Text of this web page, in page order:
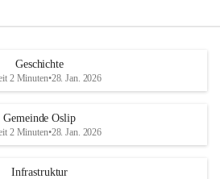
Geschichte
2 Minuten•28. Jan. 2026
Gemeinde Oslip
2 Minuten•28. Jan. 2026
Infrastruktur